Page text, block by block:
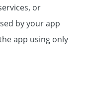
استخدام مكتبات
لتقديم تجربة محاكاة
or
by your app
app using only